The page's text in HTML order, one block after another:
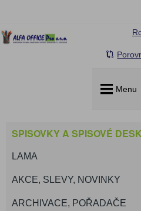
Menu
SPISOVKY A SPISOVÉ
LAMA
AKCE, SLEVY, NOVINKY
ARCHIVACE, POŘADAČE